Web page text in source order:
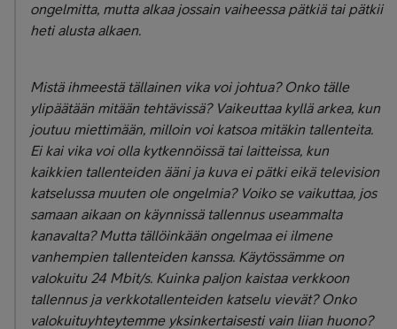
ongelmitta, mutta alkaa jossain vaiheessa pätkiä tai pätkii
heti alusta alkaen.
Mistä ihmeestä tällainen vika voi johtua? Onko tälle
ylipäätään mitään tehtävissä? Vaikeuttaa kyllä arkea, kun
joutuu miettimään, milloin voi katsoa mitäkin tallenteita.
Ei kai vika voi olla kytkennöissä tai laitteissa, kun
kaikkien tallenteiden ääni ja kuva ei pätki eikä television
katselussa muuten ole ongelmia? Voiko se vaikuttaa, jos
samaan aikaan on käynnissä tallennus useammalta
kanavalta? Mutta tällöinkään ongelmaa ei ilmene
vanhempien tallenteiden kanssa. Käytössämme on
valokuitu 24 Mbit/s. Kuinka paljon kaistaa verkkoon
tallennus ja verkkotallenteiden katselu vievät? Onko
valokuituyhteytemme yksinkertaisesti vain liian huono?